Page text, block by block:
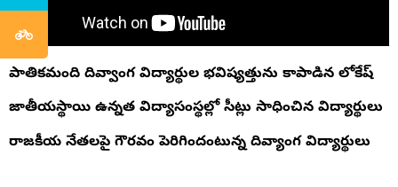
పాతికమంది దివ్వాంగ విద్యార్థుల భవిష్యత్తును కాపాడిన లోకేష్
జాతీయస్థాయి ఉన్నత విద్యాసంస్థల్లో సీట్లు సాధించిన విద్యార్థులు
రాజకీయ నేతలపై గౌరవం పెరిగిందంటున్న దివ్యాంగ విద్యార్థులు